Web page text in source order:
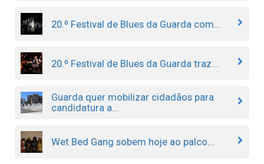
20.º Festival de Blues da Guarda com...
20.º Festival de Blues da Guarda traz...
Guarda quer mobilizar cidadãos para
candidatura a...
Wet Bed Gang sobem hoje ao palco...